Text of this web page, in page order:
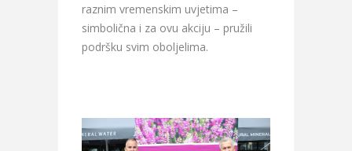
raznim vremenskim uvjetima –
simbolična i za ovu akciju – pružili
podršku svim oboljelima.